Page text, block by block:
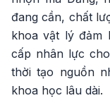
đang cần, chất
khoa vật lý đảm
cấp nhân lực
thời tạo nguồn
khoa học lâu dài.